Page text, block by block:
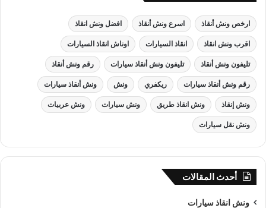
ارخص ونش أنقاذ اسرع ونش أنقاذ افضل ونش انقاذ
اقرب ونش انقاذ انقاذ السيارات اوناش انقاذ السيارات
تليفون ونش أنقاذ تليفون ونش أنقاذ سيارات رقم ونش أنقاذ
رقم ونش أنقاذ سيارات ريكفري ونش ونش أنقاذ سيارات
ونش إنقاذ ونش انقاذ طريق ونش سيارات ونش عربيات
ونش نقل سيارات
أحدث المقالات
ونش انقاذ سيارات